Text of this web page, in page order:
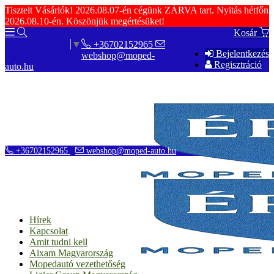
Tisztelt Vásárlók! 2026.08.07-én cégünk ZÁRVA tart. Nyitás hétfőn
2026.08.10-én. Köszönjük megértésüket!
Kosár
Bejelentkezés
Regisztráció
▼
+36702152965
webshop@moped-
auto.hu
Hírek
Kapcsolat
Amit tudni kell
Aixam Magyarország
Mopedautó vezethetőség
+36702152965 webshop@moped-auto.hu